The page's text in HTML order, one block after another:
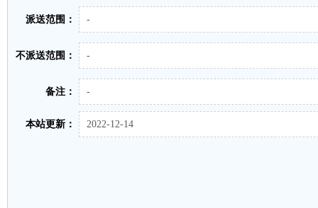
派送范围： -
不派送范围： -
备注： -
本站更新： 2022-12-14